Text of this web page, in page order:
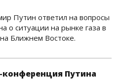
Путин ответил на вопросы
о ситуации на рынке газа в
Ближнем Востоке.
конференция Путина